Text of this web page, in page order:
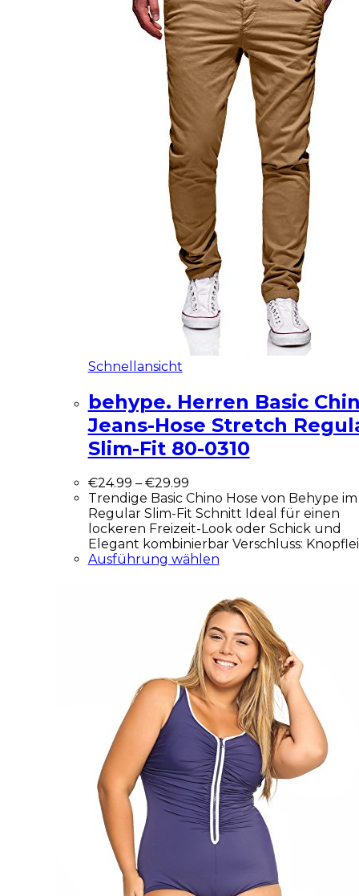
Schnellansicht
behype. Herren Basic
Jeans-Hose Stretch
Slim-Fit 80-0310
€24.99 – €29.99
Trendige Basic Chino Hose von Behype im
Regular Slim-Fit Schnitt Ideal für einen
lockeren Freizeit-Look oder Schick und
Elegant kombinierbar Verschluss:
Ausführung wählen